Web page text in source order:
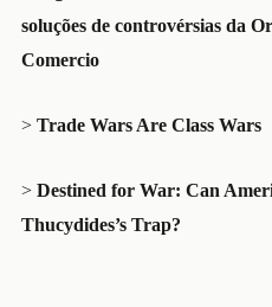
soluções de controvérsias da
Comercio
> Trade Wars Are Class Wars
> Destined for War: Can
Thucydides’s Trap?